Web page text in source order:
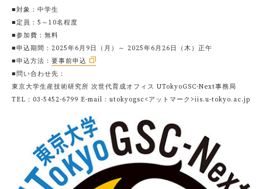
■対象：中学生
■定員：5～10名程度
■参加費：無料
■申込期間：2025年6月9日（月）～ 2025年6月26日（木）正午
■申込方法： 要事前申込
■問い合わせ先：
東京大学生産技術研究所 次世代育成オフィス UTokyoGSC-Next事務局
TEL：03-5452-6799 E-mail：utokyogsc<アットマーク>iis.u-tokyo.ac.jp